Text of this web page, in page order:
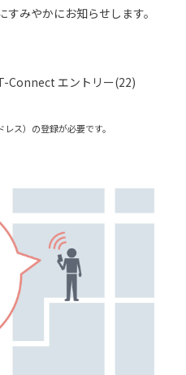
すみやかにお知らせします。
エントリー(22)
ス）の登録が必要です。